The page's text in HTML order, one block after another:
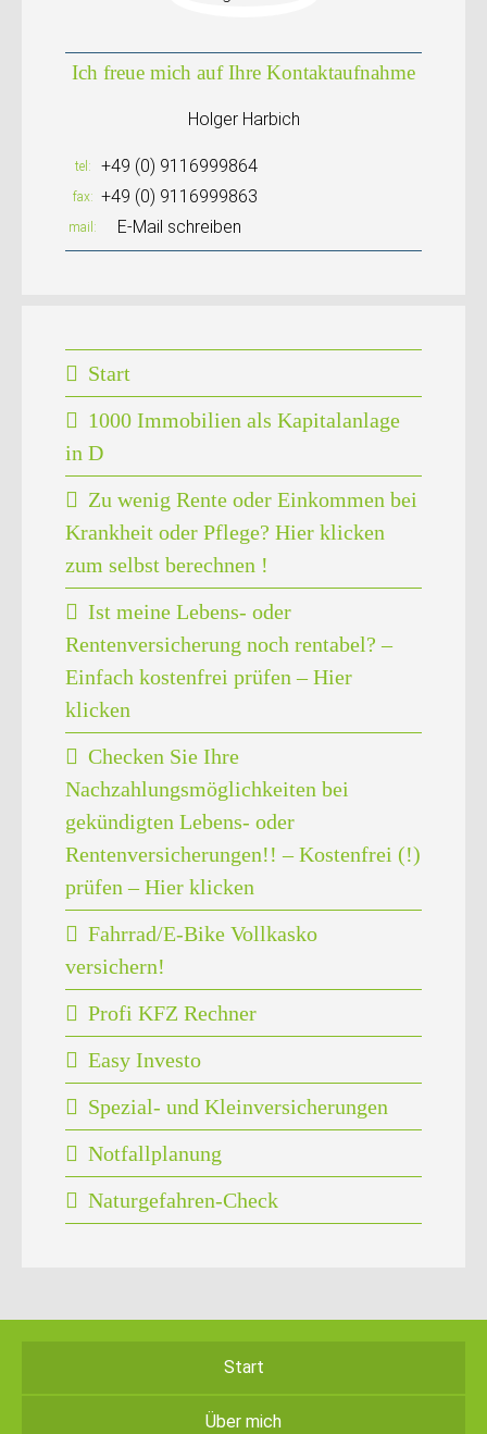
Ich freue mich auf Ihre Kontaktaufnahme
Holger Harbich
tel +49 (0) 9116999864
fax +49 (0) 9116999863
mail E-Mail schreiben
Start
1000 Immobilien als Kapitalanlage
in D
Zu wenig Rente oder Einkommen bei
Krankheit oder Pflege? Hier klicken
zum selbst berechnen !
Ist meine Lebens- oder
Rentenversicherung noch rentabel? –
Einfach kostenfrei prüfen – Hier
klicken
Checken Sie Ihre
Nachzahlungsmöglichkeiten bei
gekündigten Lebens- oder
Rentenversicherungen!! – Kostenfrei (!)
prüfen – Hier klicken
Fahrrad/E-Bike Vollkasko
versichern!
Profi KFZ Rechner
Easy Investo
Spezial- und Kleinversicherungen
Notfallplanung
Naturgefahren-Check
Start
Über mich